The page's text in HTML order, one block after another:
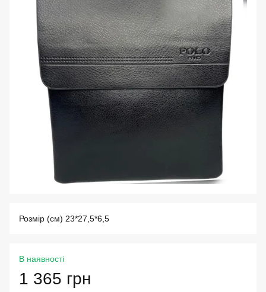
Розмір (см) 23*27,5*6,5
В наявності
1 365 грн